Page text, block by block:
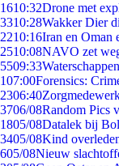
1610:32Drone met
3310:28Wakker Dier
2210:16Iran en Oman
2510:08NAVO zet
5509:33
107:00Forensics:
2306:40
3706/08Random Pics
1805/08Datalek bij
3405/08Kind
605/08Nieuw